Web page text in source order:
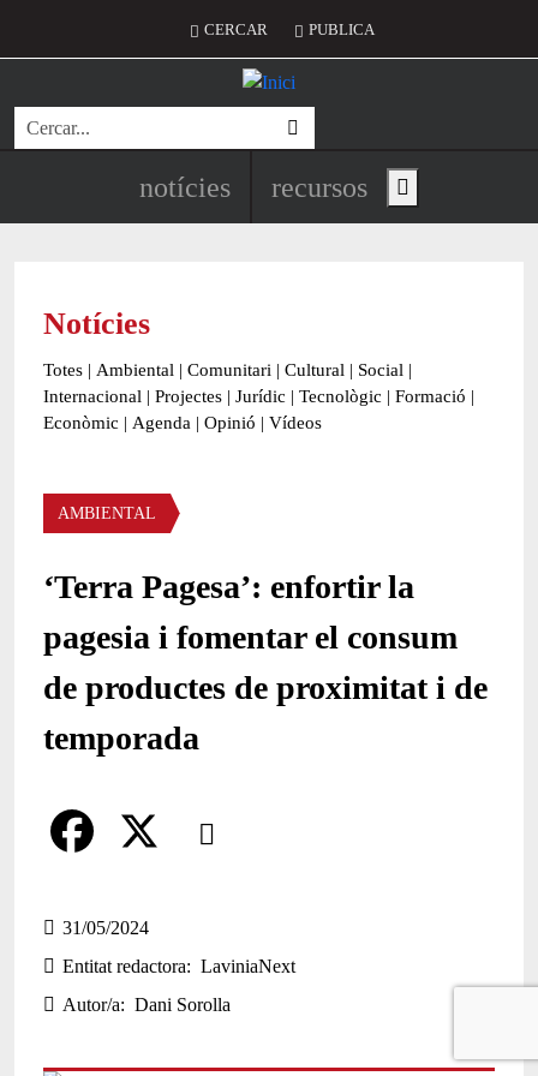
Menú del compte d'usuari
CERCAR PUBLICA
Cerca
Navegació principal de
notícies recursos Show main menu
Notícies
Totes | Ambiental | Comunitari | Cultural | Social |
Internacional | Projectes | Jurídic | Tecnològic | Formació |
Econòmic | Agenda | Opinió | Vídeos
Àmbit de la notícia
AMBIENTAL
‘Terra Pagesa’: enfortir la
pagesia i fomentar el consum
de productes de proximitat i de
temporada
Comparteix
a
c
e
31/05/2024
Entitat redactora
LaviniaNext
Autor/a
Dani Sorolla